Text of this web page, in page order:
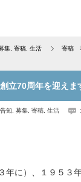
集 寄稿 生活
寄稿
立70周年を迎えま
知 募集 寄稿 生活
年に）、１９５３